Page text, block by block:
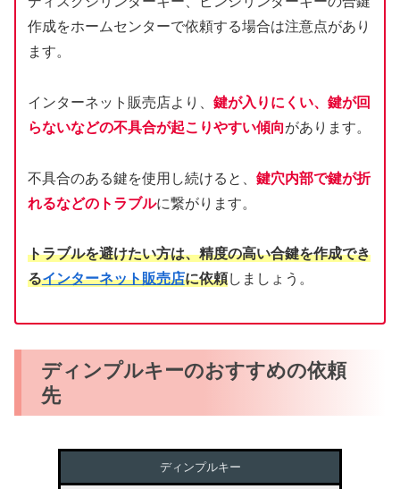
作成をホームセンターで依頼する場合は注意点があり
ます。
インターネット販売店より、 鍵が入りにくい、鍵が回
らないなどの不具合が起こりやすい傾向があります。
不具合のある鍵を使用し続けると、 鍵穴内部で鍵が折
れるなどのトラブルに繋がります。
トラブルを避けたい方は、精度の高い合鍵を作成でき
るインターネット販売店に依頼しましょう。
ディンプルキーのおすすめの依頼
先
ディンプルキー